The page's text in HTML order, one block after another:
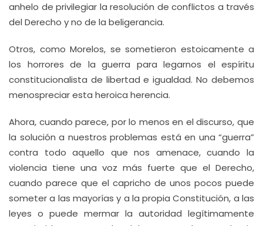
anhelo de privilegiar la resolución de conflictos a través
del Derecho y no de la beligerancia.
Otros, como Morelos, se sometieron estoicamente a
los horrores de la guerra para legarnos el espíritu
constitucionalista de libertad e igualdad. No debemos
menospreciar esta heroica herencia.
Ahora, cuando parece, por lo menos en el discurso, que
la solución a nuestros problemas está en una “guerra”
contra todo aquello que nos amenace, cuando la
violencia tiene una voz más fuerte que el Derecho,
cuando parece que el capricho de unos pocos puede
someter a las mayorías y a la propia Constitución, a las
leyes o puede mermar la autoridad legítimamente